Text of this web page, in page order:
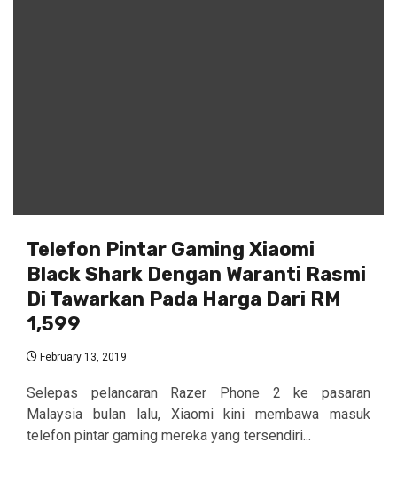
Telefon Pintar Gaming Xiaomi
Black Shark Dengan Waranti Rasmi
Di Tawarkan Pada Harga Dari RM
1,599
February 13, 2019
Selepas pelancaran Razer Phone 2 ke pasaran
Malaysia bulan lalu, Xiaomi kini membawa masuk
telefon pintar gaming mereka yang tersendiri...